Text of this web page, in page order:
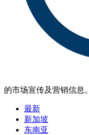
的市场宣传及营销信息。
最新
新加坡
东南亚